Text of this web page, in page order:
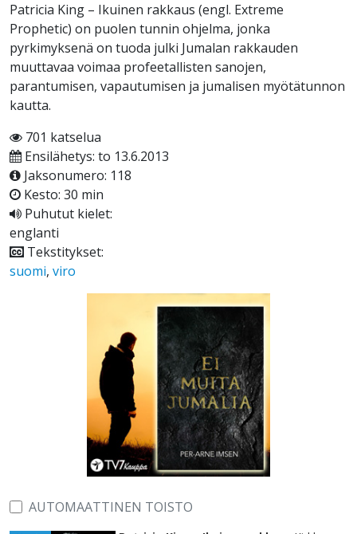
Patricia King – Ikuinen rakkaus (engl. Extreme
Prophetic) on puolen tunnin ohjelma, jonka
pyrkimyksenä on tuoda julki Jumalan rakkauden
muuttavaa voimaa profeetallisten sanojen,
parantumisen, vapautumisen ja jumalisen myötätunnon
kautta.
701 katselua
Ensilähetys: to 13.6.2013
Jaksonumero: 118
Kesto: 30 min
Puhutut kielet:
englanti
Tekstitykset:
suomi, viro
AUTOMAATTINEN TOISTO